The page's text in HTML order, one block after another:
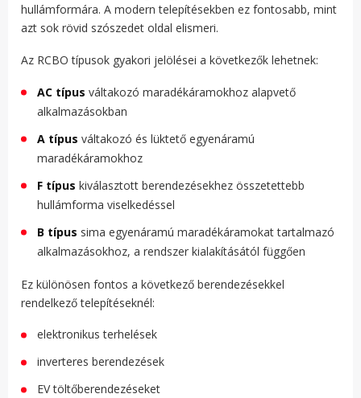
hullámformára. A modern telepítésekben ez fontosabb, mint
azt sok rövid szószedet oldal elismeri.
Az RCBO típusok gyakori jelölései a következők lehetnek:
AC típus váltakozó maradékáramokhoz alapvető
alkalmazásokban
A típus váltakozó és lüktető egyenáramú
maradékáramokhoz
F típus kiválasztott berendezésekhez összetettebb
hullámforma viselkedéssel
B típus sima egyenáramú maradékáramokat tartalmazó
alkalmazásokhoz, a rendszer kialakításától függően
Ez különösen fontos a következő berendezésekkel
rendelkező telepítéseknél:
elektronikus terhelések
inverteres berendezések
EV töltőberendezéseket